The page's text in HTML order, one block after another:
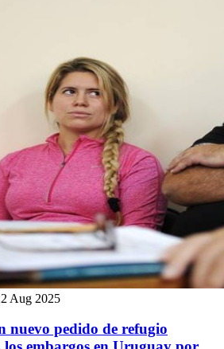
Aug 2025
nuevo pedido de refugio